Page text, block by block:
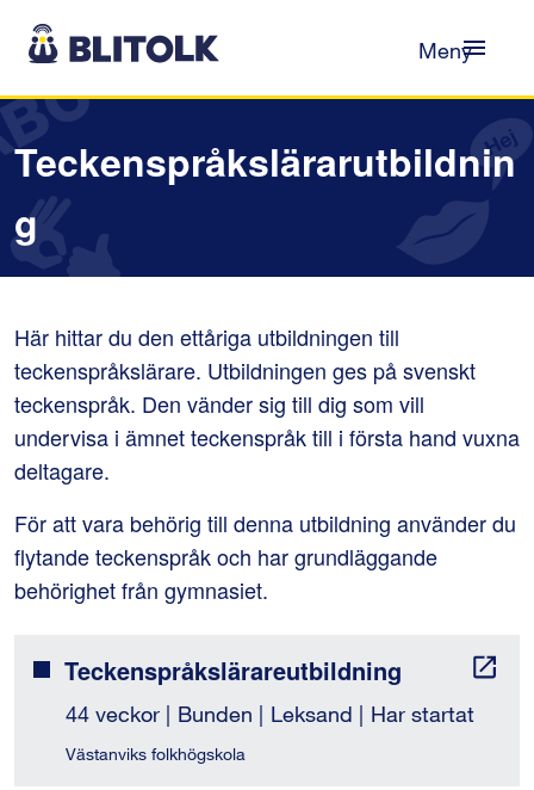
Gå till innehåll
Meny
Teckenspråkslärarutbildnin
g
Här hittar du den ettåriga utbildningen till
teckenspråkslärare. Utbildningen ges på svenskt
teckenspråk. Den vänder sig till dig som vill
undervisa i ämnet teckenspråk till i första hand vuxna
deltagare.
För att vara behörig till denna utbildning använder du
flytande teckenspråk och har grundläggande
behörighet från gymnasiet.
Teckenspråkslärareutbildning
44 veckor Bunden Leksand Har startat
Västanviks folkhögskola